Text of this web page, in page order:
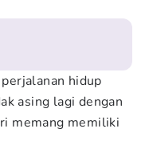
hidup
asing lagi dengan
memang memiliki